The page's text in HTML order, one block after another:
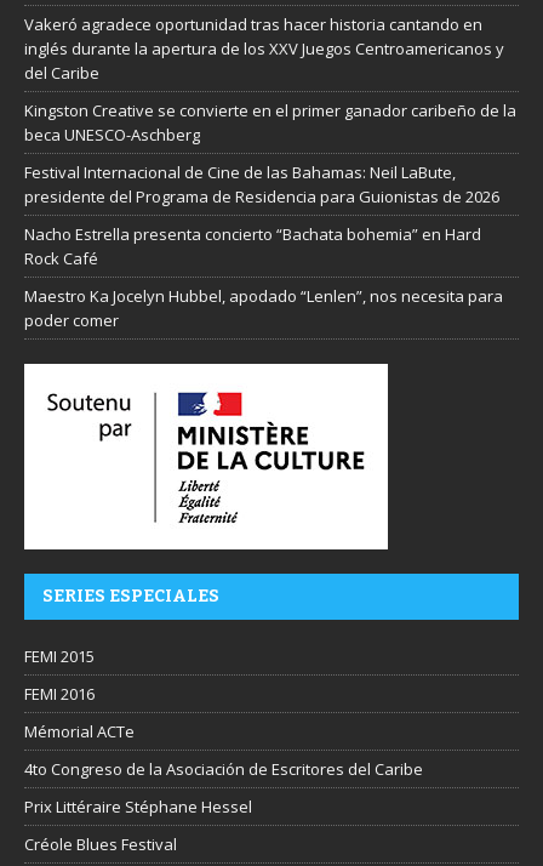
Vakeró agradece oportunidad tras hacer historia cantando en
inglés durante la apertura de los XXV Juegos Centroamericanos y
del Caribe
Kingston Creative se convierte en el primer ganador caribeño de la
beca UNESCO-Aschberg
Festival Internacional de Cine de las Bahamas: Neil LaBute,
presidente del Programa de Residencia para Guionistas de 2026
Nacho Estrella presenta concierto “Bachata bohemia” en Hard
Rock Café
Maestro Ka Jocelyn Hubbel, apodado “Lenlen”, nos necesita para
poder comer
SERIES ESPECIALES
FEMI 2015
FEMI 2016
Mémorial ACTe
4to Congreso de la Asociación de Escritores del Caribe
Prix Littéraire Stéphane Hessel
Créole Blues Festival